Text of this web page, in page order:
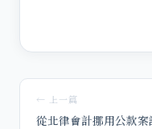
← 上一篇
從北律會計挪用公款